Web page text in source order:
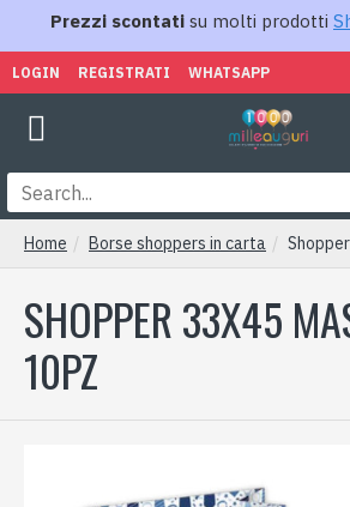
Prezzi scontati su molti prodotti
LOGIN REGISTRATI WHATSAPP
Home Borse shoppers in carta
SHOPPER 33X45
10PZ